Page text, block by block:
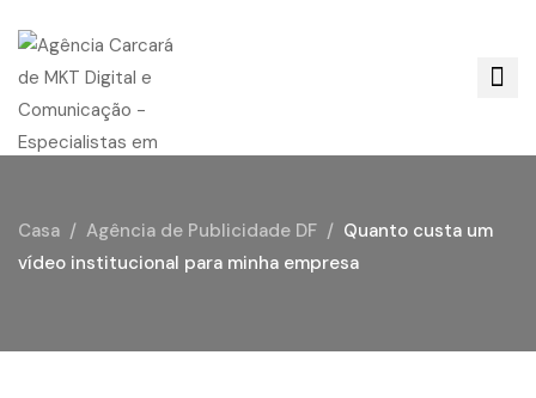
Casa Agência de Publicidade DF
Quanto custa um
vídeo institucional para minha empresa